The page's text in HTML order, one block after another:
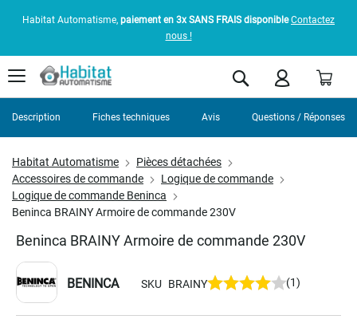
Habitat Automatisme, paiement en 3x SANS FRAIS disponible Contactez
nous !
Rechercher
Habitat Automatisme
Pièces détachées
Accessoires de commande
Logique de commande
Logique de commande Beninca
Beninca BRAINY Armoire de commande 230V
Beninca BRAINY Armoire de commande 230V
BENINCA SKU BRAINY (1)
Description Fiches techniques Avis Questions / Réponses